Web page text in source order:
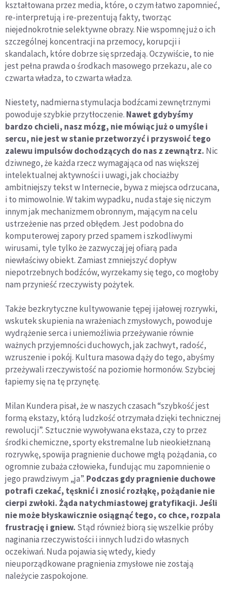
kształtowana przez media, które, o czym łatwo zapomnieć,
re-interpretują i re-prezentują fakty, tworząc
niejednokrotnie selektywne obrazy. Nie wspomnę już o ich
szczególnej koncentracji na przemocy, korupcji i
skandalach, które dobrze się sprzedają. Oczywiście, to nie
jest pełna prawda o środkach masowego przekazu, ale co
czwarta władza, to czwarta władza.
Niestety, nadmierna stymulacja bodźcami zewnętrznymi
powoduje szybkie przytłoczenie. Nawet gdybyśmy
bardzo chcieli, nasz mózg, nie mówiąc już o umyśle i
sercu, nie jest w stanie przetworzyć i przyswoić tego
zalewu impulsów dochodzących do nas z zewnątrz. Nic
dziwnego, że każda rzecz wymagająca od nas większej
intelektualnej aktywności i uwagi, jak chociażby
ambitniejszy tekst w Internecie, bywa z miejsca odrzucana,
i to mimowolnie. W takim wypadku, nuda staje się niczym
innym jak mechanizmem obronnym, mającym na celu
ustrzeżenie nas przed obłędem. Jest podobna do
komputerowej zapory przed spamem i szkodliwymi
wirusami, tyle tylko że zazwyczaj jej ofiarą pada
niewłaściwy obiekt. Zamiast zmniejszyć dopływ
niepotrzebnych bodźców, wyrzekamy się tego, co mogłoby
nam przynieść rzeczywisty pożytek.
Także bezkrytyczne kultywowanie tępej i jałowej rozrywki,
wskutek skupienia na wrażeniach zmysłowych, powoduje
wydrążenie serca i uniemożliwia przeżywanie równie
ważnych przyjemności duchowych, jak zachwyt, radość,
wzruszenie i pokój. Kultura masowa dąży do tego, abyśmy
przeżywali rzeczywistość na poziomie hormonów. Szybciej
łapiemy się na tę przynętę.
Milan Kundera pisał, że w naszych czasach “szybkość jest
formą ekstazy, którą ludzkość otrzymała dzięki technicznej
rewolucji”. Sztucznie wywoływana ekstaza, czy to przez
środki chemiczne, sporty ekstremalne lub nieokiełznaną
rozrywkę, spowija pragnienie duchowe mgłą pożądania, co
ogromnie zubaża człowieka, fundując mu zapomnienie o
jego prawdziwym „ja”. Podczas gdy pragnienie duchowe
potrafi czekać, tęsknić i znosić rozłąkę, pożądanie nie
cierpi zwłoki. Żąda natychmiastowej gratyfikacji. Jeśli
nie może błyskawicznie osiągnąć tego, co chce, rozpala
frustrację i gniew. Stąd również biorą się wszelkie próby
naginania rzeczywistości i innych ludzi do własnych
oczekiwań. Nuda pojawia się wtedy, kiedy
nieuporządkowane pragnienia zmysłowe nie zostają
należycie zaspokojone.